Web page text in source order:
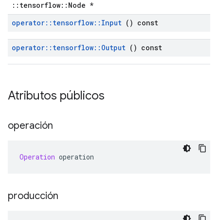
::tensorflow::Node *
operator:: tensorflow:: Input () const
operator:: tensorflow:: Output () const
Atributos públicos
operación
Operation operation
producción